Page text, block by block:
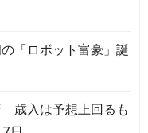
「ロボット富豪」誕
歳入は予想上回るも